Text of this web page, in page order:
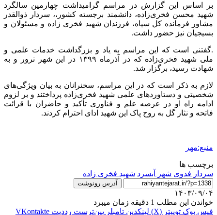
بر اساس این گزارش در مراسم گرامیداشت چهارمین سالگرد
شهید محسن فخری‌زاده، دانشمند برجسته کشور،، سردار ذوالقدر
مشاور فرمانده کل سپاه، فرزندان شهید فخری زاده و مسئولان و
بسیجیان نیز حضور داشت.
.‌گفتنی است که این مراسم به یاد و بزرگداشت خدمات علمی و
ملی شهید فخری‌زاده که در آذرماه ۱۳۹۹ در این شهر ترور و به
شهادت رسید، برگزار شد.
لازم به ذکر است که در این مراسم، سخنرانان به بیان ویژگی‌های
شخصیتی و دستاوردهای علمی شهید فخری‌زاده پرداختند و بر لزوم
ادامه راه او در عرصه علم و فناوری تأکید و حاضران با قرائت
فاتحه و نثار گل به روح پاک این شهید ادای احترام کردند.
منبع:مهر
برچسب ها
سردار فدوی شهر آبسرد شهید فخری زاده
آدرس رونوشت
۱۴۰۳/۰۹/۰۴
خواندن این مطلب 1 دقیقه زمان میبرد
فیس بوک توییتر (X) لینکدین ‫تامبلر ‫پین‌ترست ‫رددیت ‫VKontakte